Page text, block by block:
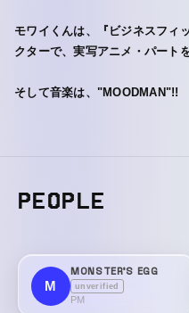
モワイくんは、『ビジネスフィ
クターで、実写アニメ・パート
そして音楽は、"MOODMAN"!!
PEOPLE
M
MONSTER'S EGG
unverified
PM